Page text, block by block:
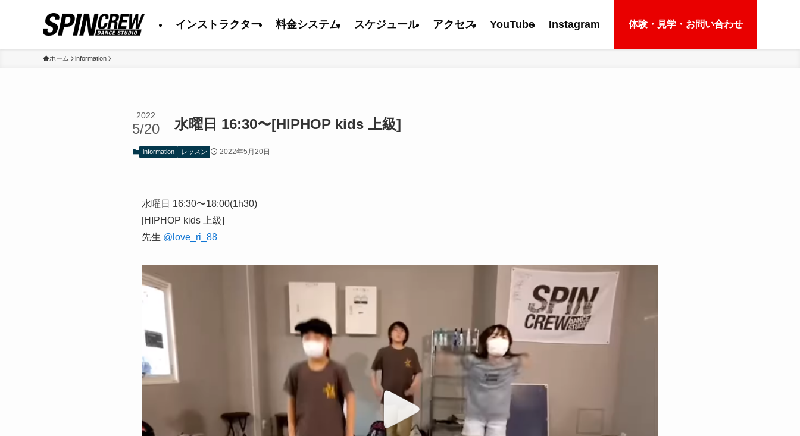
インストラクター 料金システム スケジュール アクセス YouTube Instagram 体験・見学・お問い合わせ
ホーム information
水曜日 16:30〜[HIPHOP kids 上級]
2022
5/20
information レッスン 2022年5月20日
水曜日 16:30〜18:00(1h30)
[HIPHOP kids 上級]
先生 @love_ri_88